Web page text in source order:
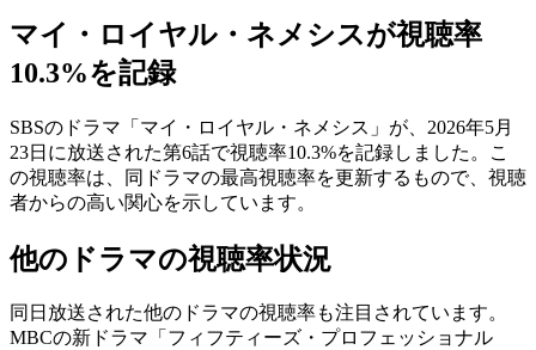
マイ・ロイヤル・ネメシスが視聴率
10.3%を記録
SBSのドラマ「マイ・ロイヤル・ネメシス」が、2026年5月
23日に放送された第6話で視聴率10.3%を記録しました。こ
の視聴率は、同ドラマの最高視聴率を更新するもので、視聴
者からの高い関心を示しています。
他のドラマの視聴率状況
同日放送された他のドラマの視聴率も注目されています。
MBCの新ドラマ「フィフティーズ・プロフェッショナル